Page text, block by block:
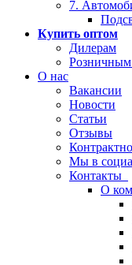
7.
Купить оптом
Дилерам
Розничным
О нас
Вакансии
Новости
Статьи
Отзывы
Мы в
Контакты
О